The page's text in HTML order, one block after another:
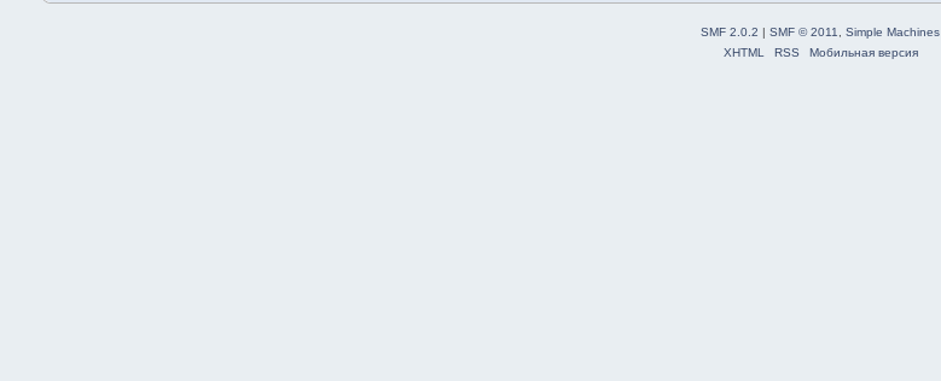
SMF 2.0.2 |SMF © 2011,Simple Machines
XHTML
RSS Мобильная версия